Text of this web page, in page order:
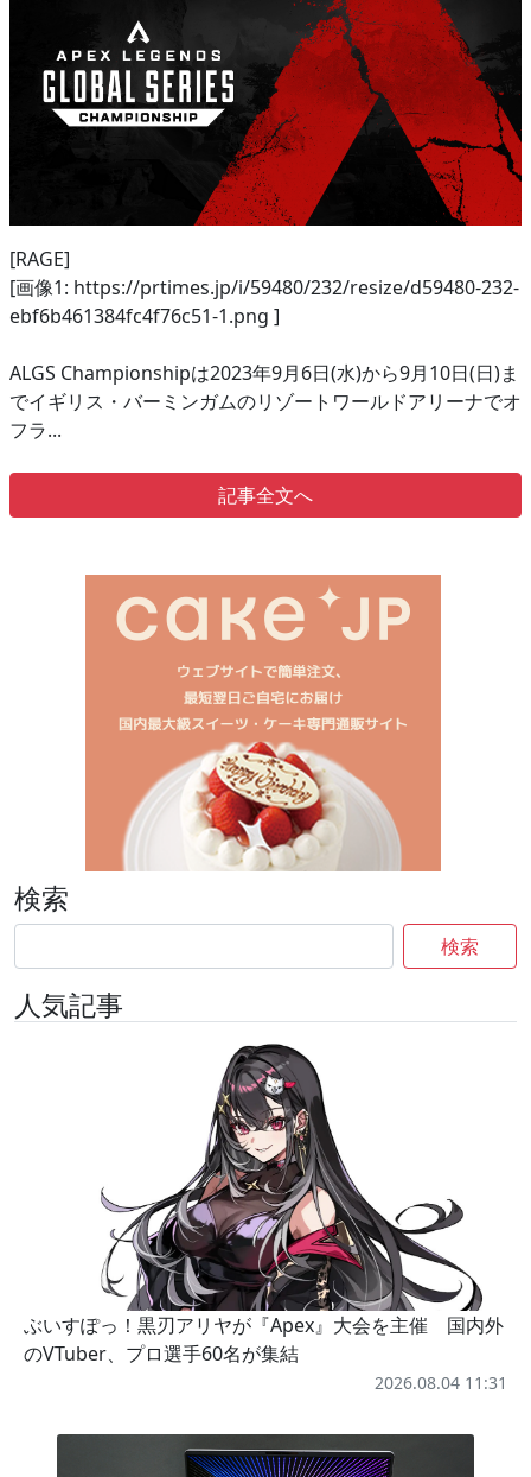
[RAGE]
[画像1: https://prtimes.jp/i/59480/232/resize/d59480-232-
ebf6b461384fc4f76c51-1.png ]
ALGS Championshipは2023年9月6日(水)から9月10日(日)ま
でイギリス・バーミンガムのリゾートワールドアリーナでオ
フラ...
記事全文へ
検索
検索
人気記事
ぶいすぽっ！黒刃アリヤが『Apex』大会を主催 国内外
のVTuber、プロ選手60名が集結
2026.08.04 11:31